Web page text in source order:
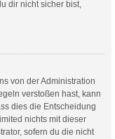
dir nicht sicher bist,
von der Administration
verstoßen hast, kann
dies die Entscheidung
nichts mit dieser
sofern du die nicht